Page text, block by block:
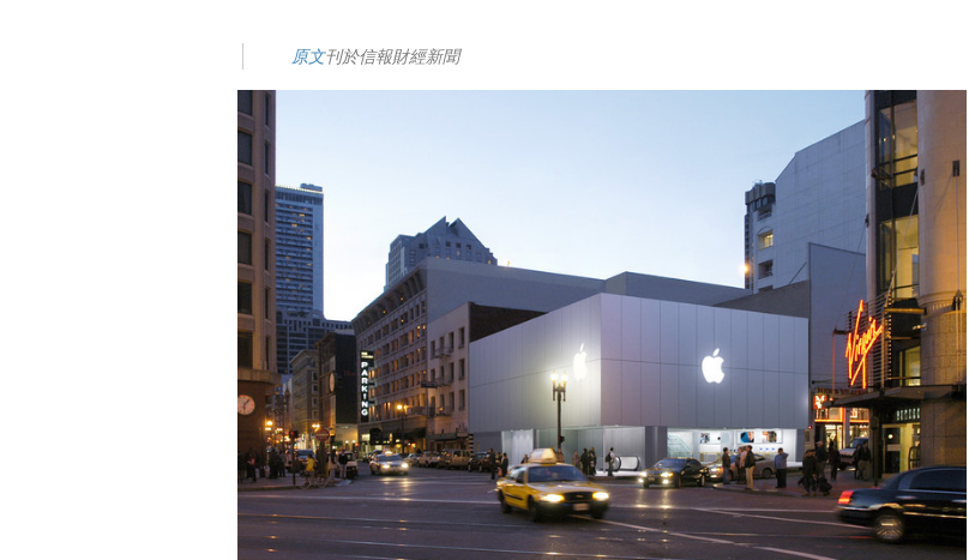
原文刊於信報財經新聞
最新資訊（附創業懶人包）